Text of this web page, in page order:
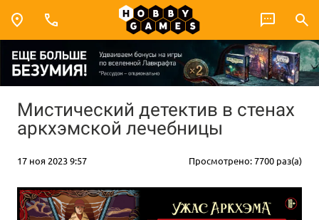
Мистический детектив в стенах
аркхэмской лечебницы
17 ноя 2023 9:57 Просмотрено: 7700 раз(а)